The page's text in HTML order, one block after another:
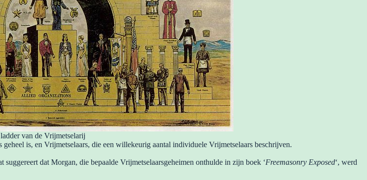
van de Vrijmetselarij
is, en Vrijmetselaars, die een willekeurig aantal individuele Vrijmetselaars beschrijven.
dat Morgan, die bepaalde Vrijmetselaarsgeheimen onthulde in zijn boek ‘Freemasonry Exposed‘, werd